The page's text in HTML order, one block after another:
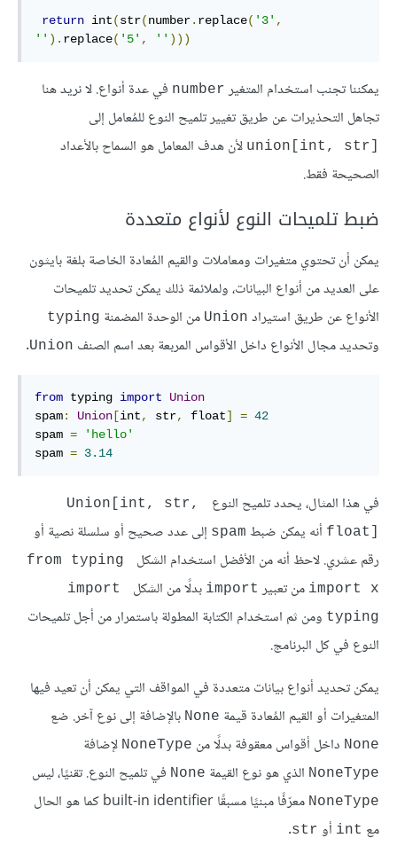
return int(str(number. replace( '3' ,
'' ). replace( '5' , '' )))‎
يمكننا تجنب استخدام المتغير number في عدة أنواع. لا نريد هنا
تجاهل التحذيرات عن طريق تغيير تلميح النوع للمُعامل إلى
union[int, str]‎ لأن هدف المعامل هو السماح بالأعداد
الصحيحة فقط.
ضبط تلميحات النوع لأنواع متعددة
يمكن أن تحتوي متغيرات ومعاملات والقيم المُعادة الخاصة بلغة بايثون
على العديد من أنواع البيانات، ولملائمة ذلك يمكن تحديد تلميحات
الأنواع عن طريق استيراد Union من الوحدة المضمنة typing
وتحديد مجال الأنواع داخل الأقواس المربعة بعد اسم الصنف Union
.
from typing import
Union
spam: Union [int, str, float] = 42
spam =
'hello'
spam = 3.14
في هذا المثال، يحدد تلميح النوع
Union[int, str,
float]‎ أنه يمكن ضبط spam إلى عدد صحيح أو سلسلة نصية أو
رقم عشري. لاحظ أنه من الأفضل استخدام الشكل
from typing
import x من تعبير import بدلًا من الشكل
import
typing ومن ثم استخدام الكتابة المطولة باستمرار من أجل تلميحات
النوع في كل البرنامج.
يمكن تحديد أنواع بيانات متعددة في المواقف التي يمكن أن تعيد فيها
المتغيرات أو القيم المُعادة قيمة None بالإضافة إلى نوع آخر. ضع
None داخل أقواس معقوفة بدلًا من NoneType لإضافة
NoneType الذي هو نوع القيمة None في تلميح النوع. تقنيًا، ليس
NoneType
معرّفًا مبنيًا مسبقًا built-in identifier كما هو الحال
مع int أو str
.